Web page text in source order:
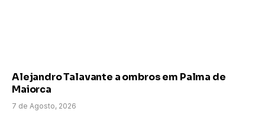
Alejandro Talavante a ombros em Palma de
Maiorca
7 de Agosto, 2026